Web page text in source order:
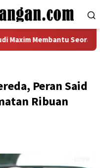
Seorang Ayah
Peran Said
Ribuan